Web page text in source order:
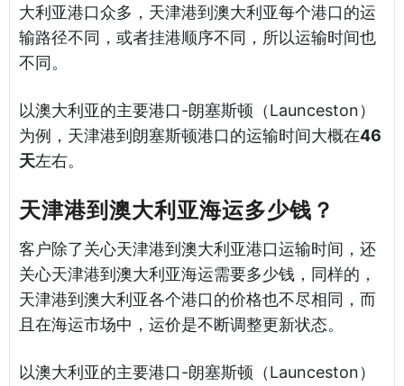
大利亚港口众多，天津港到澳大利亚每个港口的运
输路径不同，或者挂港顺序不同，所以运输时间也
不同。
以澳大利亚的主要港口-朗塞斯顿（Launceston）
为例，天津港到朗塞斯顿港口的运输时间大概在46
天左右。
天津港到澳大利亚海运多少钱？
客户除了关心天津港到澳大利亚港口运输时间，还
关心天津港到澳大利亚海运需要多少钱，同样的，
天津港到澳大利亚各个港口的价格也不尽相同，而
且在海运市场中，运价是不断调整更新状态。
以澳大利亚的主要港口-朗塞斯顿（Launceston）